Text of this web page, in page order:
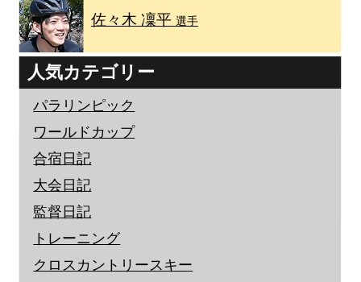
佐々木 凜平 選手
人気カテゴリー
パラリンピック
ワールドカップ
合宿日記
大会日記
監督日記
トレーニング
クロスカントリースキー